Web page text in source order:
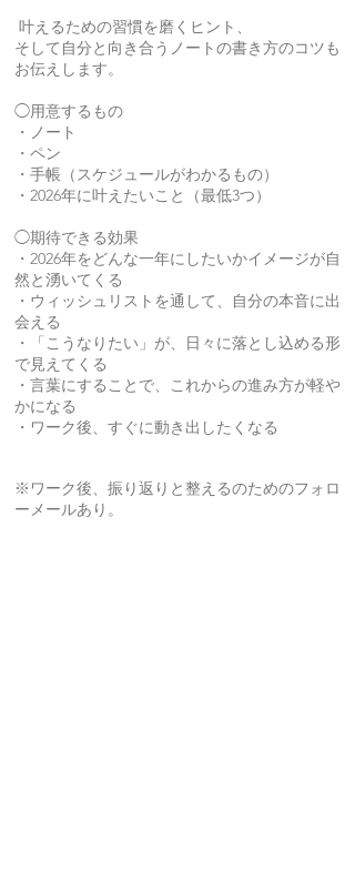
叶えるための習慣を磨くヒント、
そして自分と向き合うノートの書き方のコツも
お伝えします。
◯用意するもの
・ノート
・ペン
・手帳（スケジュールがわかるもの）
・2026年に叶えたいこと（最低3つ）
◯期待できる効果
・2026年をどんな一年にしたいかイメージが自
然と湧いてくる
・ウィッシュリストを通して、自分の本音に出
会える
・「こうなりたい」が、日々に落とし込める形
で見えてくる
・言葉にすることで、これからの進み方が軽や
かになる
・ワーク後、すぐに動き出したくなる
※ワーク後、振り返りと整えるのためのフォロ
ーメールあり。